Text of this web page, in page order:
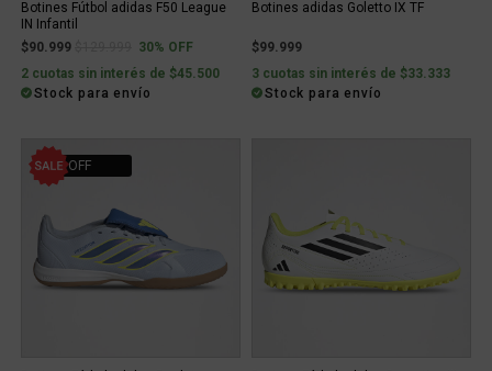
Botines Fútbol adidas F50 League
IN Infantil
$90.999
Price reduced from
to30% OFF
2 cuotas sin interés de $45.500
Stock para envío
Botines adidas Goletto IX TF
$99.999
3 cuotas sin interés de $33.333
Stock para envío
30% OFF